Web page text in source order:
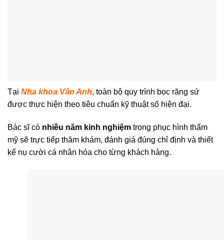
Tại Nha khoa Vân Anh, toàn bộ quy trình bọc răng sứ
được thực hiện theo tiêu chuẩn kỹ thuật số hiện đại.
Bác sĩ có nhiều năm kinh nghiệm trong phục hình thẩm
mỹ sẽ trực tiếp thăm khám, đánh giá đúng chỉ định và thiết
kế nụ cười cá nhân hóa cho từng khách hàng.